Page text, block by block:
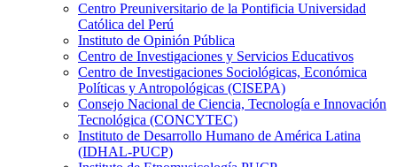
Centro Preuniversitario de la Pontificia Universidad
Católica del Perú
Instituto de Opinión Pública
Centro de Investigaciones y Servicios Educativos
Centro de Investigaciones Sociológicas, Económica
Políticas y Antropológicas (CISEPA)
Consejo Nacional de Ciencia, Tecnología e Innovación
Tecnológica (CONCYTEC)
Instituto de Desarrollo Humano de América Latina
(IDHAL-PUCP)